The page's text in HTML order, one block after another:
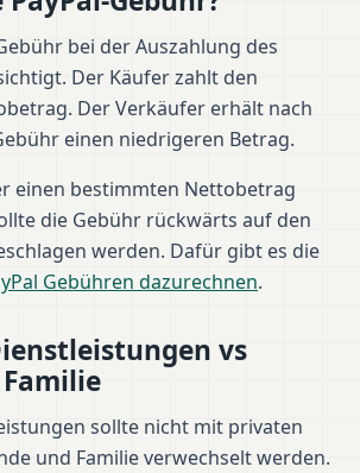
bei der Auszahlung des
Der Käufer zahlt den
Der Verkäufer erhält nach
einen niedrigeren Betrag.
einen bestimmten Nettobetrag
die Gebühr rückwärts auf den
werden. Dafür gibt es die
Gebühren dazurechnen.
vs
sollte nicht mit privaten
und Familie verwechselt werden.